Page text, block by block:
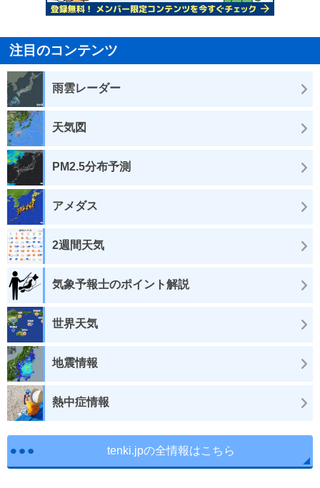
注目のコンテンツ
雨雲レーダー
天気図
PM2.5分布予測
アメダス
2週間天気
気象予報士のポイント解説
世界天気
地震情報
熱中症情報
tenki.jpの全情報はこちら